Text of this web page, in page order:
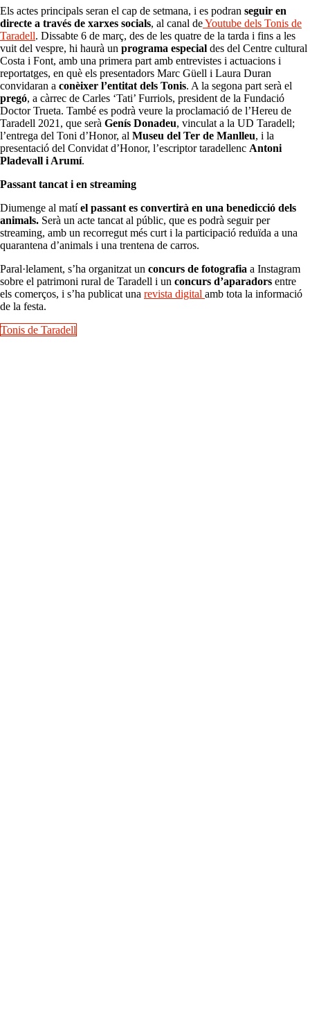
Els actes principals seran el cap de setmana, i es podran seguir en
directe a través de xarxes socials, al canal deYoutube dels Tonis de
Taradell. Dissabte 6 de març, des de les quatre de la tarda i fins a les
vuit del vespre, hi haurà un programa especial des del Centre cultural
Costa i Font, amb una primera part amb entrevistes i actuacions i
reportatges, en què els presentadors Marc Güell i Laura Duran
convidaran a conèixer l’entitat dels Tonis. A la segona part serà el
pregó, a càrrec de Carles ‘Tati’ Furriols, president de la Fundació
Doctor Trueta. També es podrà veure la proclamació de l’Hereu de
Taradell 2021, que serà Genís Donadeu, vinculat a la UD Taradell;
l’entrega del Toni d’Honor, al Museu del Ter de Manlleu, i la
presentació del Convidat d’Honor, l’escriptor taradellenc Antoni
Pladevall i Arumí.
Passant tancat i en streaming
Diumenge al matí el passant es convertirà en una benedicció dels
animals. Serà un acte tancat al públic, que es podrà seguir per
streaming, amb un recorregut més curt i la participació reduïda a una
quarantena d’animals i una trentena de carros.
Paral·lelament, s’ha organitzat un concurs de fotografia a Instagram
sobre el patrimoni rural de Taradell i un concurs d’aparadors entre
els comerços, i s’ha publicat una revista digital amb tota la informació
de la festa.
Tonis de Taradell